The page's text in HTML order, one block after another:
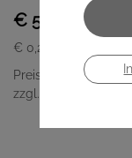
€ 5,50
€ 0,28
Preis inkl. MwSt.
zzgl. Versandkosten